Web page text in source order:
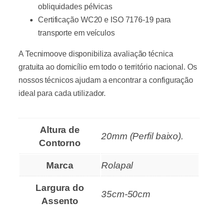
obliquidades pélvicas
Certificação WC20 e ISO 7176-19 para
transporte em veículos
A Tecnimoove disponibiliza avaliação técnica
gratuita ao domicílio em todo o território nacional. Os
nossos técnicos ajudam a encontrar a configuração
ideal para cada utilizador.
Altura de
Contorno
20mm (Perfil baixo).
Marca Rolapal
Largura do
Assento
35cm-50cm